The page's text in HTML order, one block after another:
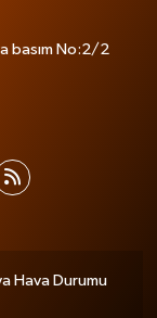
basım No:2/2
Hava Durumu